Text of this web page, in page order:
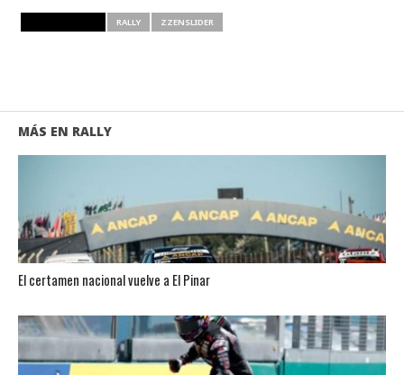
RALLY ZZENSLIDER
MÁS EN RALLY
El certamen nacional vuelve a El Pinar